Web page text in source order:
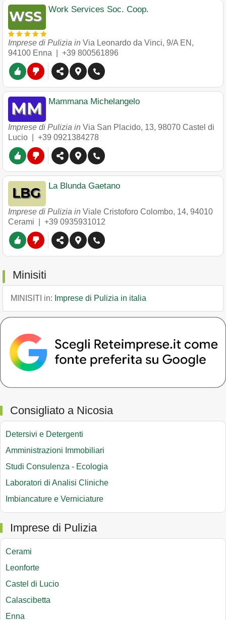
Work Services Soc. Coop.
Imprese di Pulizia in Via Leonardo da Vinci, 9/A EN ,
94100 Enna +39 800561896
Mammana Michelangelo
Imprese di Pulizia in Via San Placido, 13, 98070 Castel di
Lucio
+39 0921384278
La Blunda Gaetano
Imprese di Pulizia in Viale Cristoforo Colombo, 14, 94010
Cerami
+39 0935931012
Minisiti
MINISITI in: Imprese di Pulizia in italia
Consigliato a Nicosia
Detersivi e Detergenti
Amministrazioni Immobiliari
Studi Consulenza - Ecologia
Laboratori di Analisi Cliniche
Imbiancature e Verniciature
Imprese di Pulizia
Cerami
Leonforte
Castel di Lucio
Calascibetta
Enna